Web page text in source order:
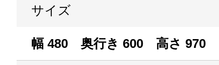
サイズ
幅 480 奥行き 600 高さ 970